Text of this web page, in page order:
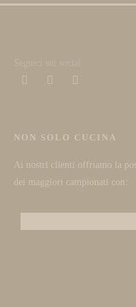
NON SOLO CUCINA
Ai nostri clienti offriamo la
dei maggiori campionati con: